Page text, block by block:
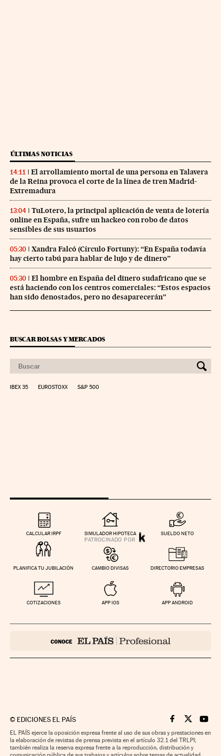
ÚLTIMAS NOTICIAS
14:11
El arrollamiento mortal de una persona en Talavera
de la Reina provoca el corte de la línea de tren Madrid-
Extremadura
13:04
TuLotero, la principal aplicación de venta de lotería
online en España, sufre un hackeo con robo de datos
sensibles de sus usuarios
05:30
Xandra Falcó (Círculo Fortuny): “En España todavía
hay cierto tabú para hablar de lujo y de dinero”
05:30
El hombre en España del dinero sudafricano que se
está haciendo con los centros comerciales: “Estos espacios
han sido denostados, pero no desaparecerán”
BUSCAR BOLSAS Y MERCADOS
IBEX 35 EUROSTOXX S&P 500
CALCULAR IRPF SIMULADOR HIPOTECA SUELDO NETO
PLANIFICA TU JUBILACIÓN CAMBIO DIVISAS DIRECTORIO EMPRESAS
COTIZACIONES APP IOS APP ANDROID
© EDICIONES EL PAÍS Cinco Días en
Cinco Días
Cinco
EL PAÍS ejerce la oposición expresa frente al uso de sus obras y prestaciones en
la elaboración de revistas de prensa prevista en el artículo 32.1 del TRLPI;
también realiza la reserva expresa frente a la reproducción, distribución y